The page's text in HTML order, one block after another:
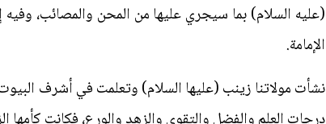
(عليه السلام) بما سيجري عليها من المحن والمصائب،
الإمامة.
نشأت مولاتنا زينب (عليها السلام) وتعلمت في أشرف